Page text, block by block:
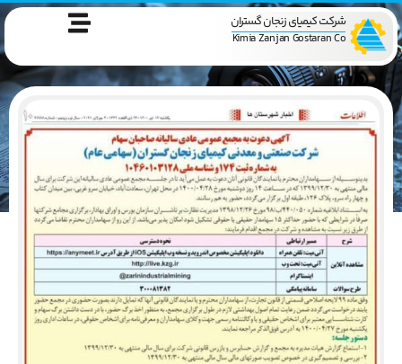
شرکت کیمیای زنجان گستران
Kimia Zanjan Gostaran Co